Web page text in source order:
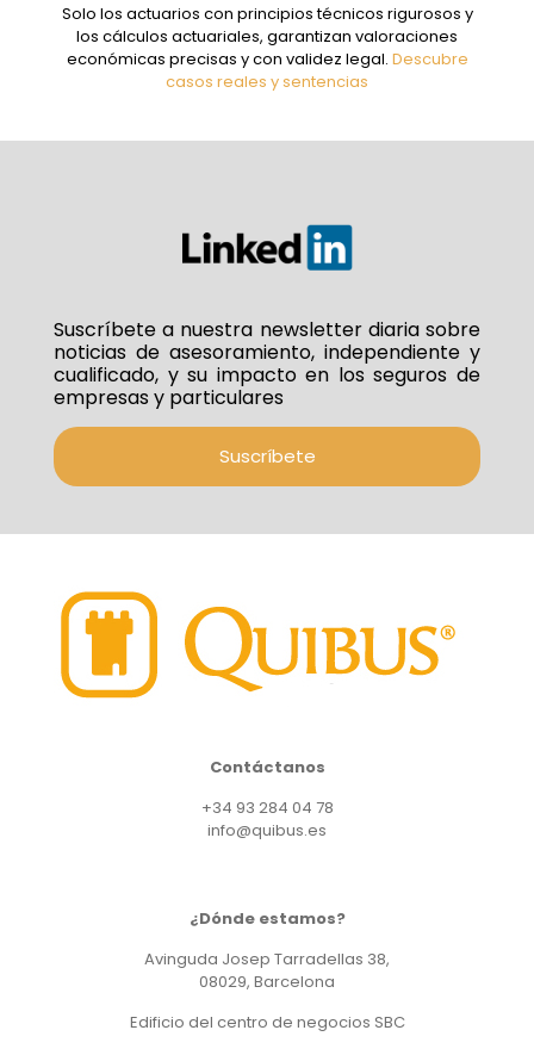
Solo los actuarios con principios técnicos rigurosos y
los cálculos actuariales, garantizan valoraciones
económicas precisas y con validez legal. Descubre
casos reales y sentencias
Suscríbete a nuestra newsletter diaria sobre
noticias de asesoramiento, independiente y
cualificado, y su impacto en los seguros de
empresas y particulares
Suscríbete
Contáctanos
+34 93 284 04 78
info@quibus.es
¿Dónde estamos?
Avinguda Josep Tarradellas 38,
08029, Barcelona
Edificio del centro de negocios SBC